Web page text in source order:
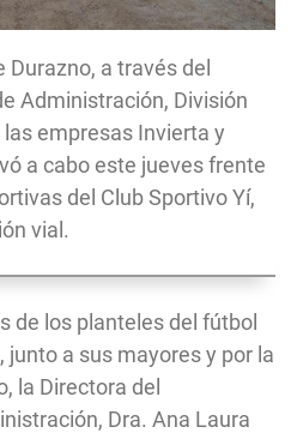
Durazno, a través del
Administración, División
empresas Invierta y
a cabo este jueves frente
del Club Sportivo Yí,
vial.
de los planteles del fútbol
a sus mayores y por la
la Directora del
Dra. Ana Laura